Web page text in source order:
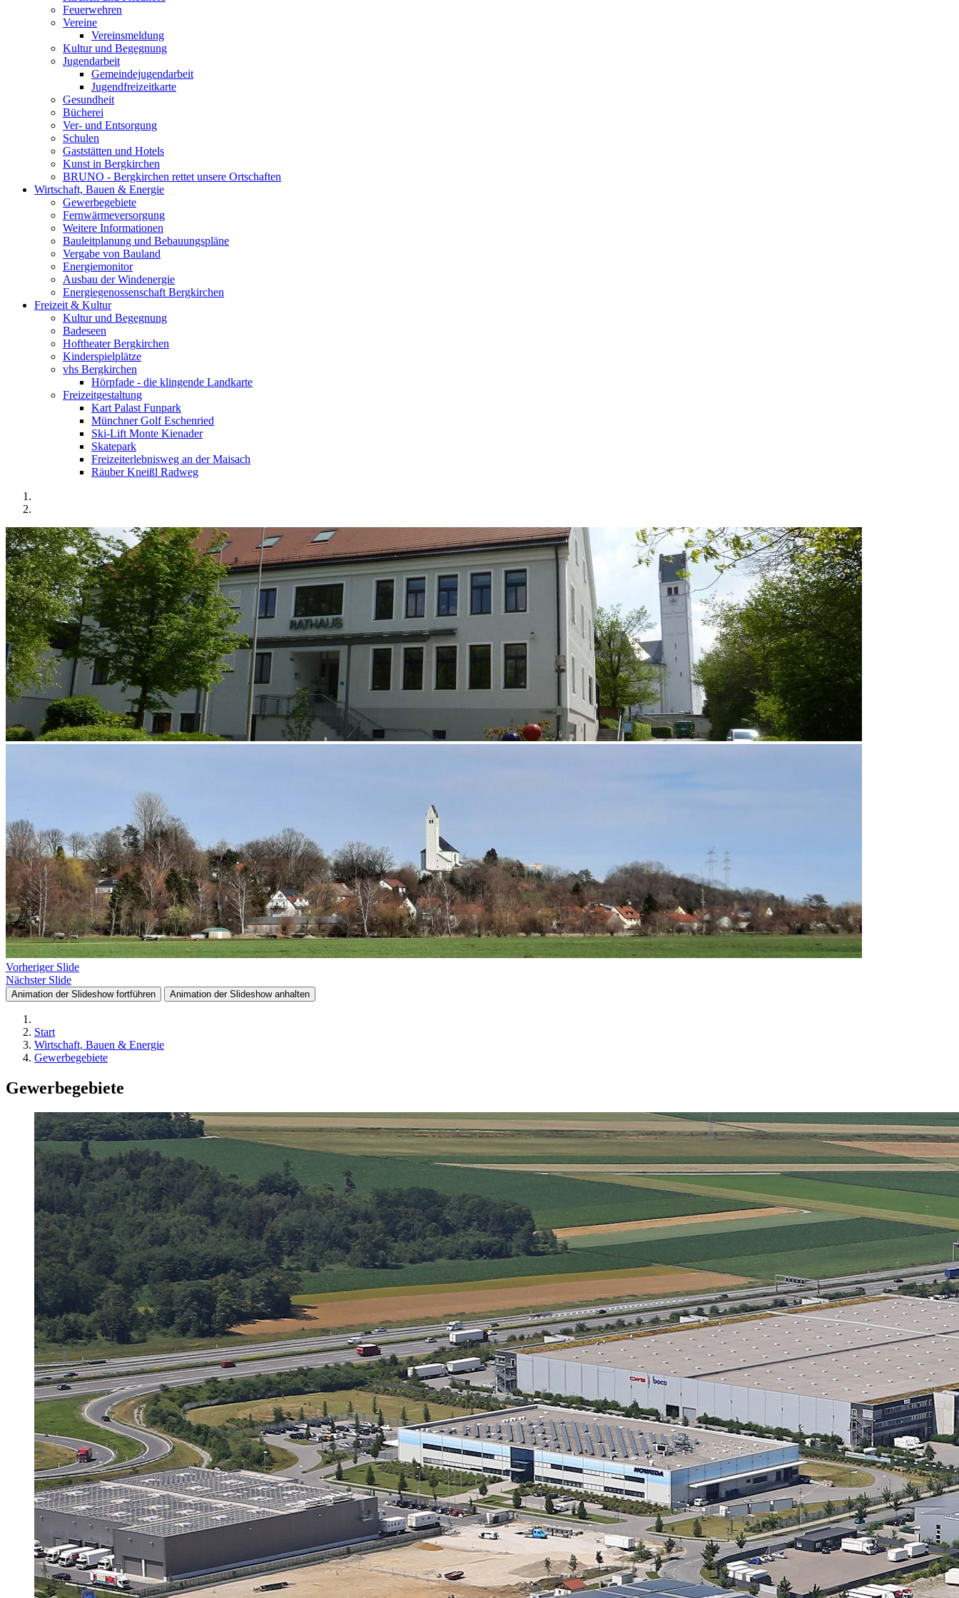
Feuerwehren
Vereine
Vereinsmeldung
Kultur und Begegnung
Jugendarbeit
Gemeindejugendarbeit
Jugendfreizeitkarte
Gesundheit
Bücherei
Ver- und Entsorgung
Schulen
Gaststätten und Hotels
Kunst in Bergkirchen
BRUNO - Bergkirchen rettet unsere Ortschaften
Wirtschaft, Bauen & Energie
Gewerbegebiete
Fernwärmeversorgung
Weitere Informationen
Bauleitplanung und Bebauungspläne
Vergabe von Bauland
Energiemonitor
Ausbau der Windenergie
Energiegenossenschaft Bergkirchen
Freizeit & Kultur
Kultur und Begegnung
Badeseen
Hoftheater Bergkirchen
Kinderspielplätze
vhs Bergkirchen
Hörpfade - die klingende Landkarte
Freizeitgestaltung
Kart Palast Funpark
Münchner Golf Eschenried
Ski-Lift Monte Kienader
Skatepark
Freizeiterlebnisweg an der Maisach
Räuber Kneißl Radweg
Vorheriger Slide
Nächster Slide
Animation der Slideshow fortführen Animation der Slideshow anhalten
Start
Wirtschaft, Bauen & Energie
Gewerbegebiete
Gewerbegebiete